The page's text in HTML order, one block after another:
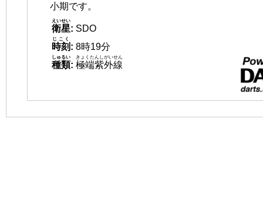
小期です。
衛星
えいせい
: SDO
時刻
じこく
: 8時19分
種類
しゅるい
: 極端紫外線
きょくたんしがいせん